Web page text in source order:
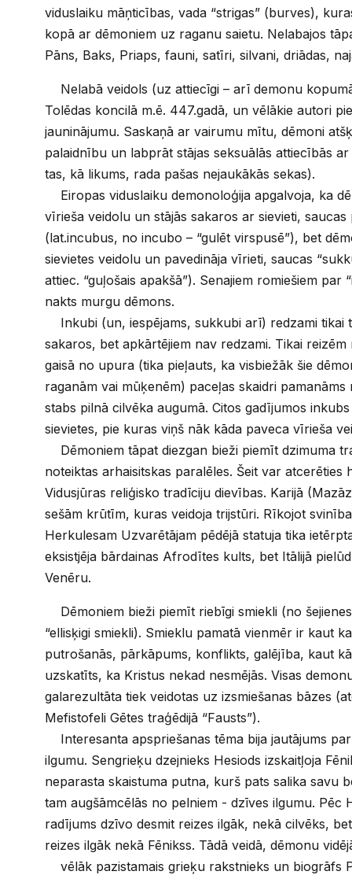
viduslaiku māņticības, vada “strigas” (burves),
kopā ar dēmoniem uz raganu saietu. Nelabajos
Pāns, Baks, Priaps, fauni, satīri, silvani, driādas,
Nelabā veidols (uz attiecīgi – arī demonu
Tolēdas koncilā m.ē. 447.gadā, un vēlākie autori
jauninājumu. Saskaņā ar vairumu mītu, dēmoni
palaidnību un labprāt stājas seksuālās attiecībās ar
tas, kā likums, rada pašas nejaukākās sekas).
Eiropas viduslaiku demonoloģija apgalvoja, ka
vīrieša veidolu un stājās sakaros ar sievieti, saucas
(lat.incubus, no incubo – “gulēt virspusē”), bet
sievietes veidolu un pavedināja vīrieti, saucas
attiec. “guļošais apakšā”). Senajiem romiešiem par
nakts murgu dēmons.
Inkubi (un, iespējams, sukkubi arī) redzami tikai
sakaros, bet apkārtējiem nav redzami. Tikai
gaisā no upura (tika pieļauts, ka visbiežāk šie
raganām vai mūķenēm) paceļas skaidri pamanāms
stabs pilnā cilvēka augumā. Citos gadījumos
sievietes, pie kuras viņš nāk kāda paveca vīrieša
Dēmoniem tāpat diezgan bieži piemīt dzimuma
noteiktas arhaisitskas paralēles. Šeit var atcerēties
Vidusjūras reliģisko tradīciju dievības. Karijā
sešām krūtīm, kuras veidoja trijstūri. Rīkojot
Herkulesam Uzvarētājam pēdējā statuja tika
eksistjēja bārdainas Afrodītes kults, bet Itālijā
Venēru.
Dēmoniem bieži piemīt riebīgi smiekli (no
“ellisķigi smiekli). Smieklu pamatā vienmēr ir kaut
putrošanās, pārkāpums, konflikts, galējība, kaut
uzskatīts, ka Kristus nekad nesmējās. Visas
galarezultāta tiek veidotas uz izsmiešanas bāzes
Mefistofeli Gētes traģēdijā “Fausts”).
Interesanta apspriešanas tēma bija jautājums
ilgumu. Sengrieķu dzejnieks Hesiods izskaitļoja
neparasta skaistuma putna, kurš pats salika savu
tam augšāmcēlās no pelniem - dzīves ilgumu. Pēc
radījums dzīvo desmit reizes ilgāk, nekā cilvēks,
reizes ilgāk nekā Fēnikss. Tādā veidā, dēmonu
vēlāk pazistamais grieķu rakstnieks un biogrāfs